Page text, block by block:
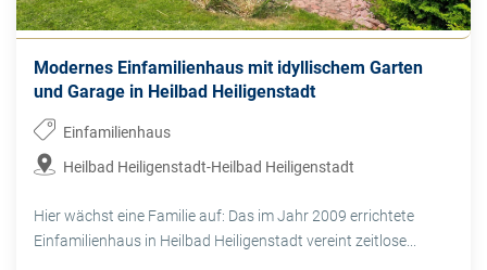
Modernes Einfamilienhaus mit idyllischem Garten
und Garage in Heilbad Heiligenstadt
Einfamilienhaus
Heilbad Heiligenstadt-Heilbad Heiligenstadt
Hier wächst eine Familie auf: Das im Jahr 2009 errichtete
Einfamilienhaus in Heilbad Heiligenstadt vereint zeitlose...